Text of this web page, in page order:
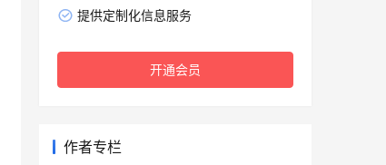
提供定制化信息服务
开通会员
作者专栏